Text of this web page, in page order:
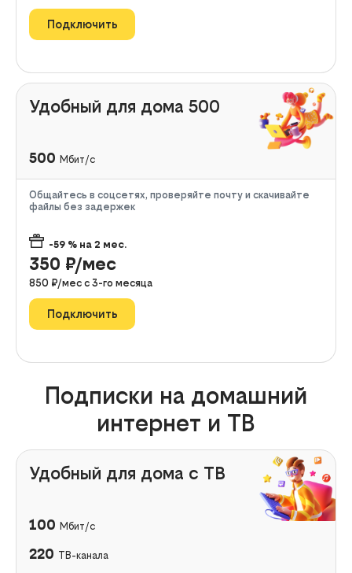
Подключить
Удобный для дома 500
500 Мбит/с
Общайтесь в соцсетях, проверяйте почту и скачивайте
файлы без задержек
-59 % на 2 мес.
350 ₽/мес
850 ₽/мес с 3-го месяца
Подключить
Подписки на домашний
интернет и ТВ
Удобный для дома с ТВ
100 Мбит/с
220 ТВ-канала